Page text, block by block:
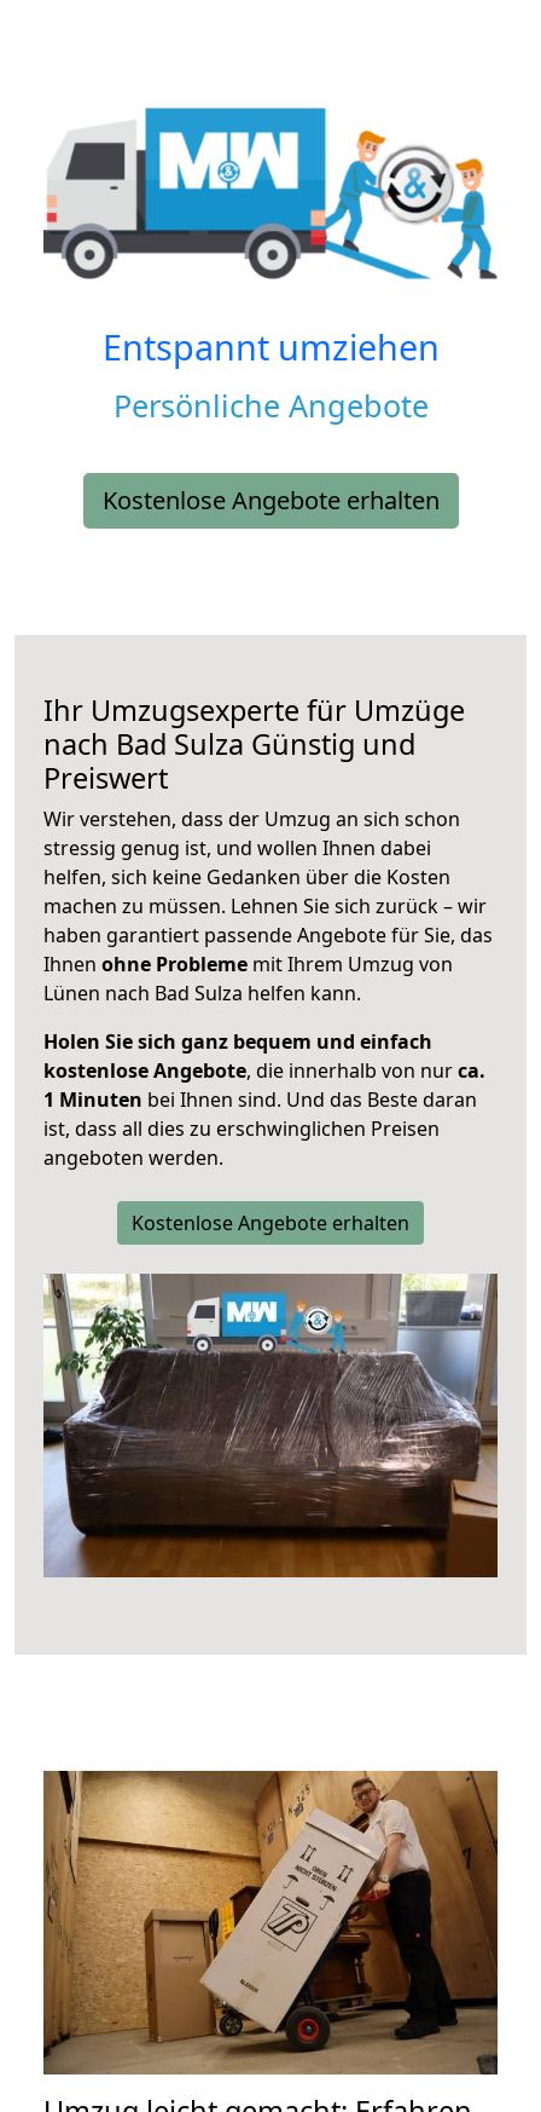
Entspannt umziehen
Persönliche Angebote
Kostenlose Angebote erhalten
Ihr Umzugsexperte für Umzüge
nach Bad Sulza Günstig und
Preiswert
Wir verstehen, dass der Umzug an sich schon
stressig genug ist, und wollen Ihnen dabei
helfen, sich keine Gedanken über die Kosten
machen zu müssen. Lehnen Sie sich zurück – wir
haben garantiert passende Angebote für Sie, das
Ihnen ohne Probleme mit Ihrem Umzug von
Lünen nach Bad Sulza helfen kann.
Holen Sie sich ganz bequem und einfach
kostenlose Angebote, die innerhalb von nurca.
1 Minuten bei Ihnen sind. Und das Beste daran
ist, dass all dies zu erschwinglichen Preisen
angeboten werden.
Kostenlose Angebote erhalten